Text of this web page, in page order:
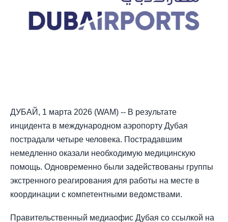
ДУБАЙ, 1 марта 2026 (WAM) -- В результате
инцидента в международном аэропорту Дубая
пострадали четыре человека. Пострадавшим
немедленно оказали необходимую медицинскую
помощь. Одновременно были задействованы группы
экстренного реагирования для работы на месте в
координации с компетентными ведомствами.
Правительственный медиаофис Дубая со ссылкой на